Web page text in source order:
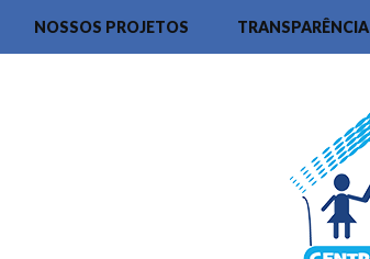
NOSSOS PROJETOS TRANSPARÊNCIA